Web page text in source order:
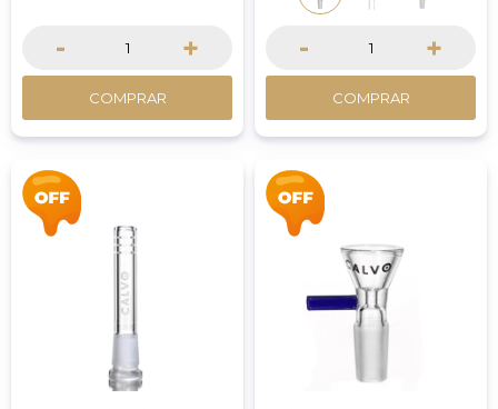
- +
COMPRAR
- +
COMPRAR